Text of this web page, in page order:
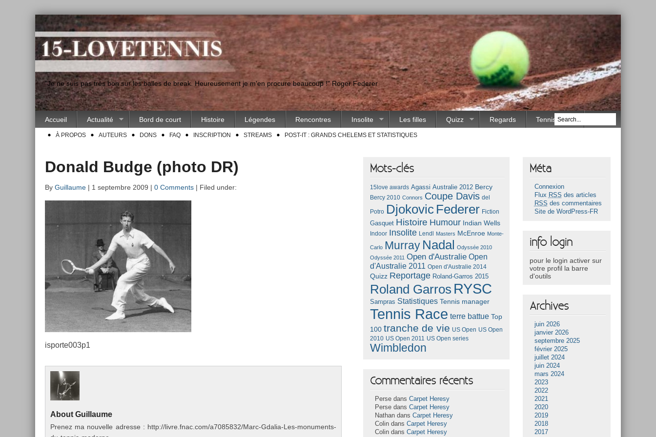
"Je ne suis pas très bon sur les balles de break. Heureusement je m'en procure beaucoup !" Roger Federer
Accueil Actualité Bord de court Histoire Légendes Rencontres Insolite Les filles Quizz Regards Tennis Race
À PROPOS AUTEURS DONS FAQ INSCRIPTION STREAMS POST-IT : GRANDS CHELEMS ET STATISTIQUES
Donald Budge (photo DR)
By Guillaume | 1 septembre 2009 | 0 Comments | Filed under:
is­porte003p1
About Guil­laume
Pre­nez ma nouvel­le ad­resse : http://livre.fnac.com/a7085832/Marc-Gdalia-Les-monuments-
Mots-clés
15love awards Agassi Australie 2012 Bercy
Bercy 2010 Connors Coupe Davis del
Potro Djokovic Federer Fiction
Gasquet Histoire Humour Indian Wells
Indoor Insolite Lendl Masters McEnroe Monte-
Carlo Murray Nadal
Odyssée 2010
Odyssée 2011 Open d'Australie Open
d'Australie 2011 Open d'Australie 2014
Quizz Reportage Roland-Garros 2015
Roland Garros RYSC
Sampras Statistiques Tennis manager
Tennis Race terre battue Top
100 tranche de vie US Open US Open
2010 US Open 2011 US Open series
Wimbledon
Commentaires récents
Perse dansCarpet Heresy
Perse dansCarpet Heresy
Nathan dansCarpet Heresy
Colin dansCarpet Heresy
Colin dansCarpet Heresy
Méta
Connexion
Flux RSS des articles
RSS des commentaires
Site de WordPress-FR
info login
pour le login activer sur
votre profil la barre
d'outils
Archives
juin 2026
janvier 2026
septembre 2025
février 2025
juillet 2024
juin 2024
mars 2024
2023
2022
2021
2020
2019
2018
2017